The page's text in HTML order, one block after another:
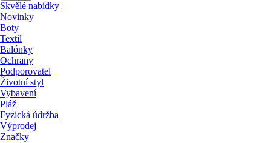
Skvělé nabídky
Novinky
Boty
Textil
Balónky
Ochrany
Podporovatel
Životní styl
Vybavení
Pláž
Fyzická údržba
Výprodej
Značky